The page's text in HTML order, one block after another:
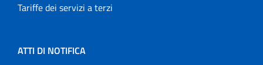
Tariffe dei servizi a terzi
ATTI DI NOTIFICA